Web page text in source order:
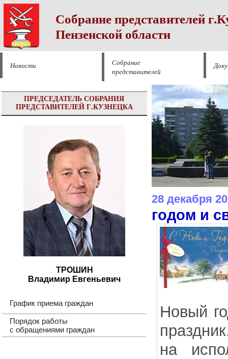
Собрание представителей
Пензенской области
Новости
Собрание
представителей
ПРЕДСЕДАТЕЛЬ СОБРАНИЯ
ПРЕДСТАВИТЕЛЕЙ Г.КУЗНЕЦКА
ТРОШИН
Владимир Евгеньевич
График приема граждан
Порядок работы
с обращениями граждан
28 декабря
годом и
Новый
на